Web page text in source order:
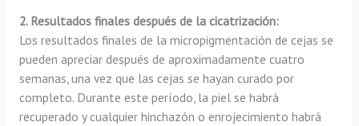
2. Resultados finales después de la cicatrización:
Los resultados finales de la micropigmentación de cejas se
pueden apreciar después de aproximadamente cuatro
semanas, una vez que las cejas se hayan curado por
completo. Durante este período, la piel se habrá
recuperado y cualquier hinchazón o enrojecimiento habrá